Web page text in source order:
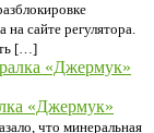
сайте регулятора.
[…]
«Джермук»
что минеральная